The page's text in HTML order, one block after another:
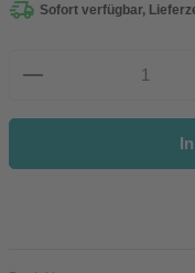
Sofort verfügbar,
Produkt Anzahl: